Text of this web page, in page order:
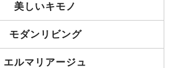
美しいキモノ
モダンリビング
エルマリアージュ